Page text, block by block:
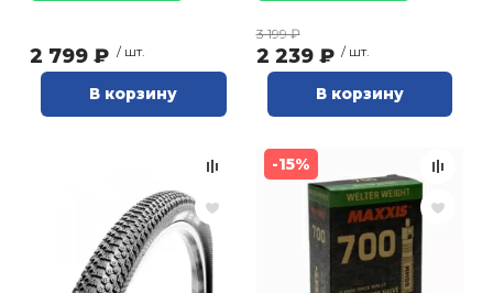
2 799 ₽ / шт.
В корзину
3 199 ₽
2 239 ₽ / шт.
В корзину
-15%